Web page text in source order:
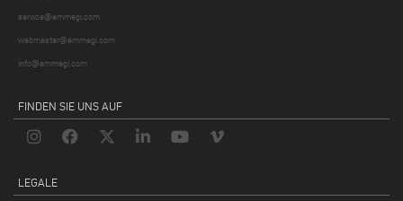
service@emmegi.com
webmaster@emmegi.com
info@emmegi.com
FINDEN SIE UNS AUF
LEGALE